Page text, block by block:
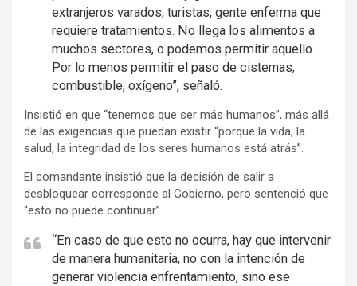
n
t
extranjeros varados, turistas, gente enferma que
requiere tratamientos. No llega los alimentos a
muchos sectores, o podemos permitir aquello.
Por lo menos permitir el paso de cisternas,
combustible, oxígeno”, señaló.
Insistió en que “tenemos que ser más humanos”, más allá
de las exigencias que puedan existir “porque la vida, la
salud, la integridad de los seres humanos está atrás”.
El comandante insistió que la decisión de salir a
desbloquear corresponde al Gobierno, pero sentenció que
“esto no puede continuar”.
“En caso de que esto no ocurra, hay que intervenir
de manera humanitaria, no con la intención de
generar violencia enfrentamiento, sino ese